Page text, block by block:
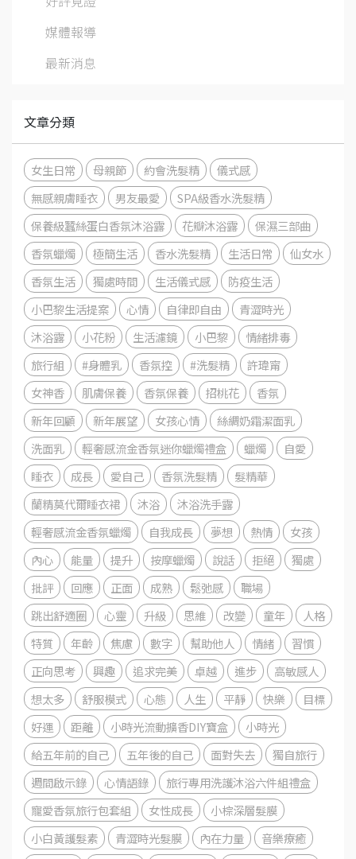
媒體報導
最新消息
文章分類
女生日常 母親節 約會洗髮精
儀式感
無感親膚睡衣
男友最愛
SPA級香水洗髮精
保養級蠶絲蛋白香氛沐浴露
花瓣沐浴露
保濕三部曲
香氛蠟燭
極簡生活 香水洗髮精 生活日常
仙女水
香氛生活
獨處時間 生活儀式感
防疫生活
小巴黎生活提案
心情 自律即自由
青澀時光
沐浴露
小花粉 生活濾鏡 小巴黎
情緒排毒
旅行組
#身體乳 香氛控 #洗髮精
許瑋甯
女神香
肌膚保養 香氛保養 招桃花
香氛
新年回顧
新年展望 女孩心情
絲綢奶霜潔面乳
洗面乳
輕奢感流金香氛迷你蠟燭禮盒 蠟燭
自愛
睡衣
成長 愛自己 香氛洗髮精
髮精華
蘭精莫代爾睡衣裙
沐浴
沐浴洗手露
輕奢感流金香氛蠟燭
自我成長 夢想 熱情
女孩
內心
能量 提升 按摩蠟燭 說話 拒絕
獨處
批評
回應 正面 成熟 鬆弛感
職場
跳出舒適圈
心靈 升級 思維 改變 童年
人格
特質
年齡 焦慮 數字 幫助他人 情緒
習慣
正向思考
興趣 追求完美 卓越 進步
高敏感人
想太多
舒服模式 心態 人生 平靜 快樂
目標
好運
距離 小時光流動擴香DIY寶盒
小時光
給五年前的自己
五年後的自己 面對失去
獨自旅行
週間啟示錄
心情語錄
旅行專用洗護沐浴六件組禮盒
寵愛香氛旅行包套組
女性成長
小棕深層髮膜
小白黃護髮素
青澀時光髮膜 內在力量
音樂療癒